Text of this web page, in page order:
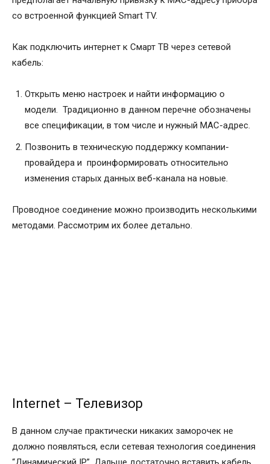
со встроенной функцией Smart TV.
Как подключить интернет к Смарт ТВ через сетевой
кабель:
Открыть меню настроек и найти информацию о
модели. Традиционно в данном перечне обозначены
все спецификации, в том числе и нужный MAC-адрес.
Позвонить в техническую поддержку компании-
провайдера и проинформировать относительно
изменения старых данных веб-канала на новые.
Проводное соединение можно производить несколькими
методами. Рассмотрим их более детально.
Internet – Телевизор
В данном случае практически никаких заморочек не
должно появляться, если сетевая технология соединения